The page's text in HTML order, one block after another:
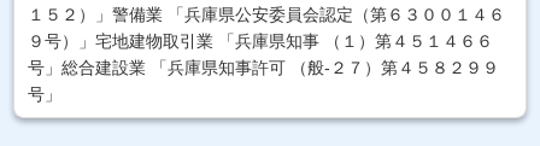
１５２）」警備業 「兵庫県公安委員会認定（第６３００１４６
９号）」宅地建物取引業 「兵庫県知事 （１）第４５１４６６
号」総合建設業 「兵庫県知事許可 （般-２７）第４５８２９９
号」